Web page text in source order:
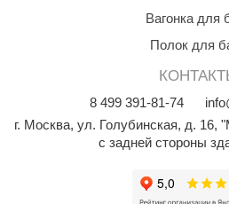
Вагонка для
Полок для
8 499 391-81-74
г. Москва, ул. Голубинская, д. 16,
с задней стороны